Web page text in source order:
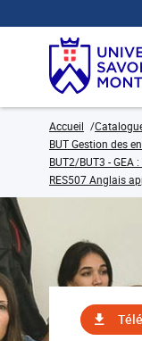
Accueil
BUT Gestion des
BUT2/BUT3 -
RES507 Anglais